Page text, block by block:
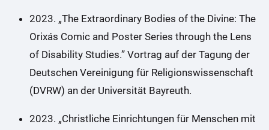
2023. „The Extraordinary Bodies of the Divine: The
Orixás Comic and Poster Series through the Lens
of Disability Studies.” Vortrag auf der Tagung der
Deutschen Vereinigung für Religionswissenschaft
(DVRW) an der Universität Bayreuth.
2023. „Christliche Einrichtungen für Menschen mit